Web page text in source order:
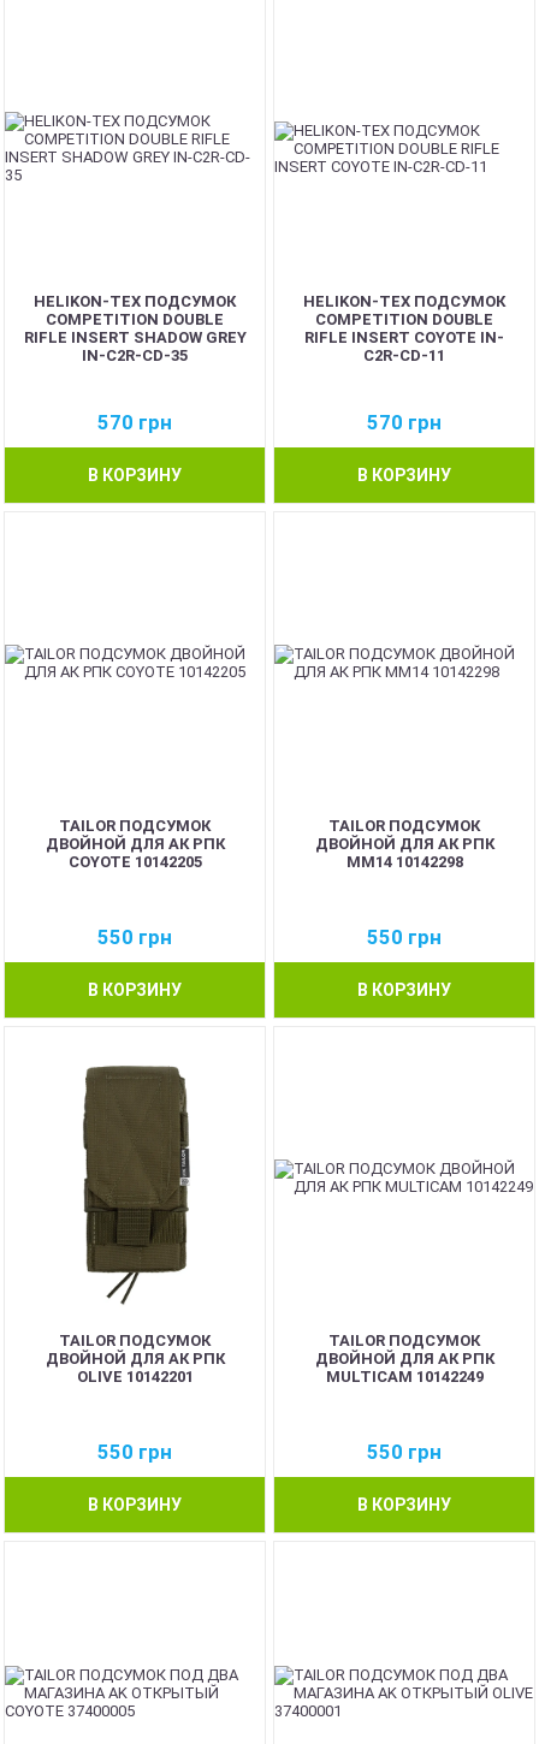
HELIKON-TEX ПОДСУМОК
COMPETITION DOUBLE
RIFLE INSERT SHADOW GREY
IN-C2R-CD-35
570 грн
В КОРЗИНУ
HELIKON-TEX ПОДСУМОК
COMPETITION DOUBLE
RIFLE INSERT COYOTE IN-
C2R-CD-11
570 грн
В КОРЗИНУ
TAILOR ПОДСУМОК
ДВОЙНОЙ ДЛЯ АК РПК
COYOTE 10142205
550 грн
В КОРЗИНУ
TAILOR ПОДСУМОК
ДВОЙНОЙ ДЛЯ АК РПК
MM14 10142298
550 грн
В КОРЗИНУ
TAILOR ПОДСУМОК
ДВОЙНОЙ ДЛЯ АК РПК
OLIVE 10142201
550 грн
В КОРЗИНУ
TAILOR ПОДСУМОК
ДВОЙНОЙ ДЛЯ АК РПК
MULTICAM 10142249
550 грн
В КОРЗИНУ